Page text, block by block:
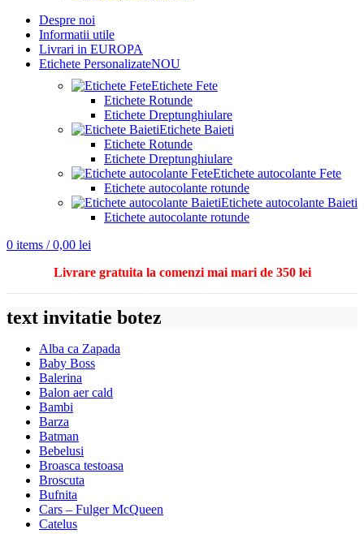
Despre noi
Informatii utile
Livrari in EUROPA
Etichete PersonalizateNOU
Etichete Fete
Etichete Rotunde
Etichete Dreptunghiulare
Etichete Baieti
Etichete Rotunde
Etichete Dreptunghiulare
Etichete autocolante Fete
Etichete autocolante rotunde
Etichete autocolante Baieti
Etichete autocolante rotunde
0 items / 0,00 lei
Livrare gratuita la comenzi mai mari de 350 lei
text invitatie botez
Alba ca Zapada
Baby Boss
Balerina
Balon aer cald
Bambi
Barza
Batman
Bebelusi
Broasca testoasa
Broscuta
Bufnita
Cars – Fulger McQueen
Catelus